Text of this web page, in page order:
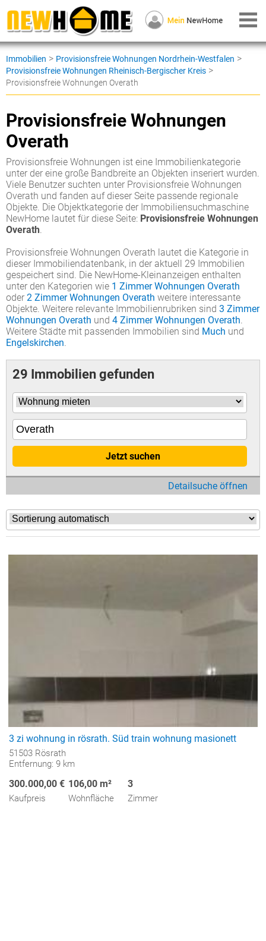
Immobilien > Provisionsfreie Wohnungen Nordrhein-Westfalen >
Provisionsfreie Wohnungen Rheinisch-Bergischer Kreis >
Provisionsfreie Wohnungen Overath
Provisionsfreie Wohnungen
Overath
Provisionsfreie Wohnungen ist eine Immobilienkategorie
unter der eine große Bandbreite an Objekten inseriert wurden.
Viele Benutzer suchten unter Provisionsfreie Wohnungen
Overath und fanden auf dieser Seite passende regionale
Objekte. Die Objektkategorie der Immobiliensuchmaschine
NewHome lautet für diese Seite: Provisionsfreie Wohnungen
Overath.
Provisionsfreie Wohnungen Overath lautet die Kategorie in
dieser Immobiliendatenbank, in der aktuell 29 Immobilien
gespeichert sind. Die NewHome-Kleinanzeigen enthalten
unter den Kategorien wie 1 Zimmer Wohnungen Overath
oder 2 Zimmer Wohnungen Overath weitere interessante
Objekte. Weitere relevante Immobilienrubriken sind 3 Zimmer
Wohnungen Overath und 4 Zimmer Wohnungen Overath.
Weitere Städte mit passenden Immobilien sind Much und
Engelskirchen.
29 Immobilien gefunden
Jetzt suchen
Detailsuche öffnen
3 zi wohnung in rösrath. Süd train wohnung masionett
51503 Rösrath
Entfernung: 9 km
300.000,00 €
Kaufpreis
106,00 m²
Wohnfläche
3
Zimmer